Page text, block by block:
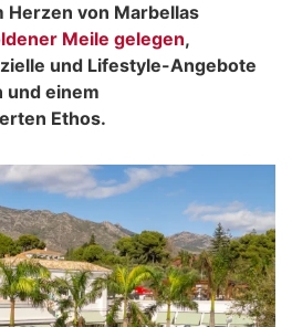
Herzen von Marbellas
Meile gelegen,
und Lifestyle-Angebote
und einem
Ethos.